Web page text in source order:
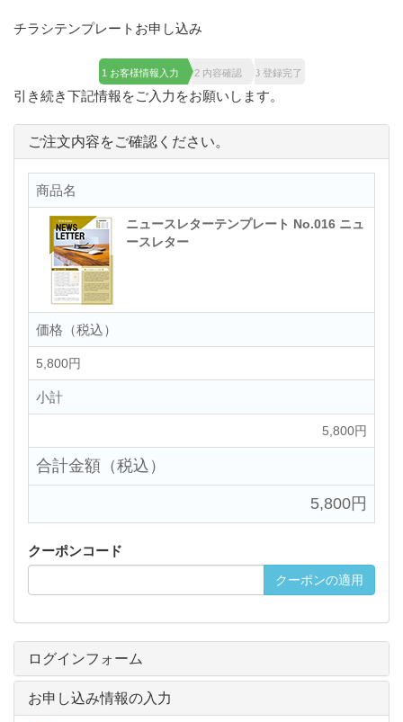
チラシテンプレートお申し込み
1 お客様情報入力 2 内容確認 3 登録完了
引き続き下記情報をご入力をお願いします。
ご注文内容をご確認ください。
商品名
ニュースレターテンプレート No.016 ニュ
ースレター
価格（税込）
5,800円
小計
5,800円
合計金額（税込）
5,800円
クーポンコード
クーポンの適用
ログインフォーム
お申し込み情報の入力